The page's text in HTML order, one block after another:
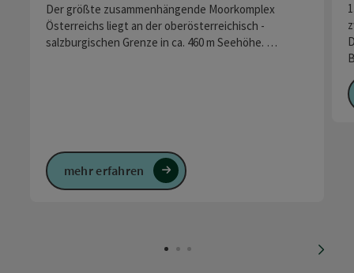
Der größte zusammenhängende Moorkomplex
Österreichs liegt an der oberösterreichisch -
salzburgischen Grenze in ca. 460 m Seehöhe. …
mehr erfahren